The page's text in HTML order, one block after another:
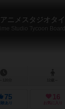
ニメスタジオタ
Studio Tycoon
75
験あり
16
お気に入り